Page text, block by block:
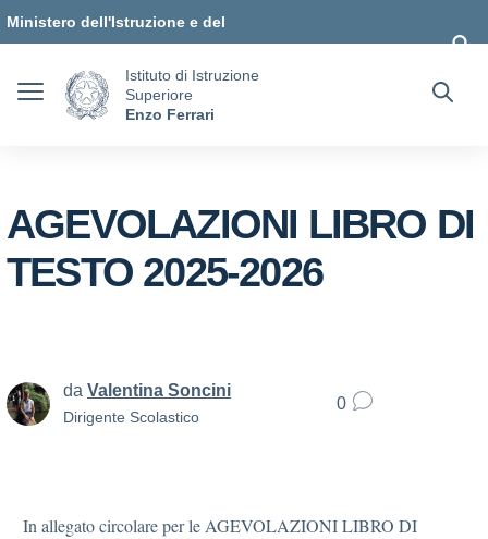
Ministero dell'Istruzione e del
Istituto di Istruzione
Superiore
Enzo Ferrari
AGEVOLAZIONI LIBRO DI
TESTO 2025-2026
da Valentina Soncini
Dirigente Scolastico
0
In allegato circolare per le AGEVOLAZIONI LIBRO DI